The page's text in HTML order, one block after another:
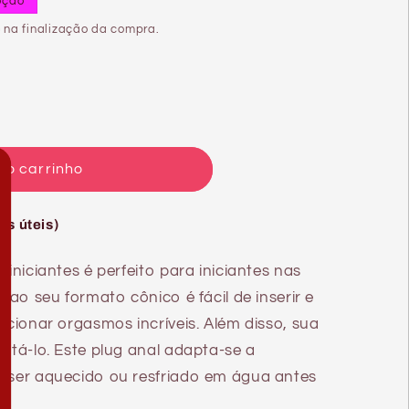
finalização da compra.
carrinho
úteis)
iniciantes é perfeito para iniciantes nas
ao seu formato cônico é fácil de inserir e
orgasmos incríveis. Além disso, sua
lo. Este plug anal adapta-se a
aquecido ou resfriado em água antes